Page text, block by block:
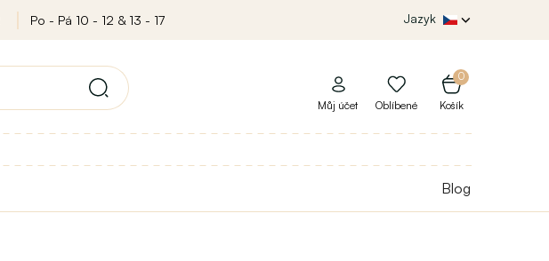
Po - Pá 10 - 12 & 13 - 17 Jazyk
0
Košík
Můj účet Oblíbené
Blog